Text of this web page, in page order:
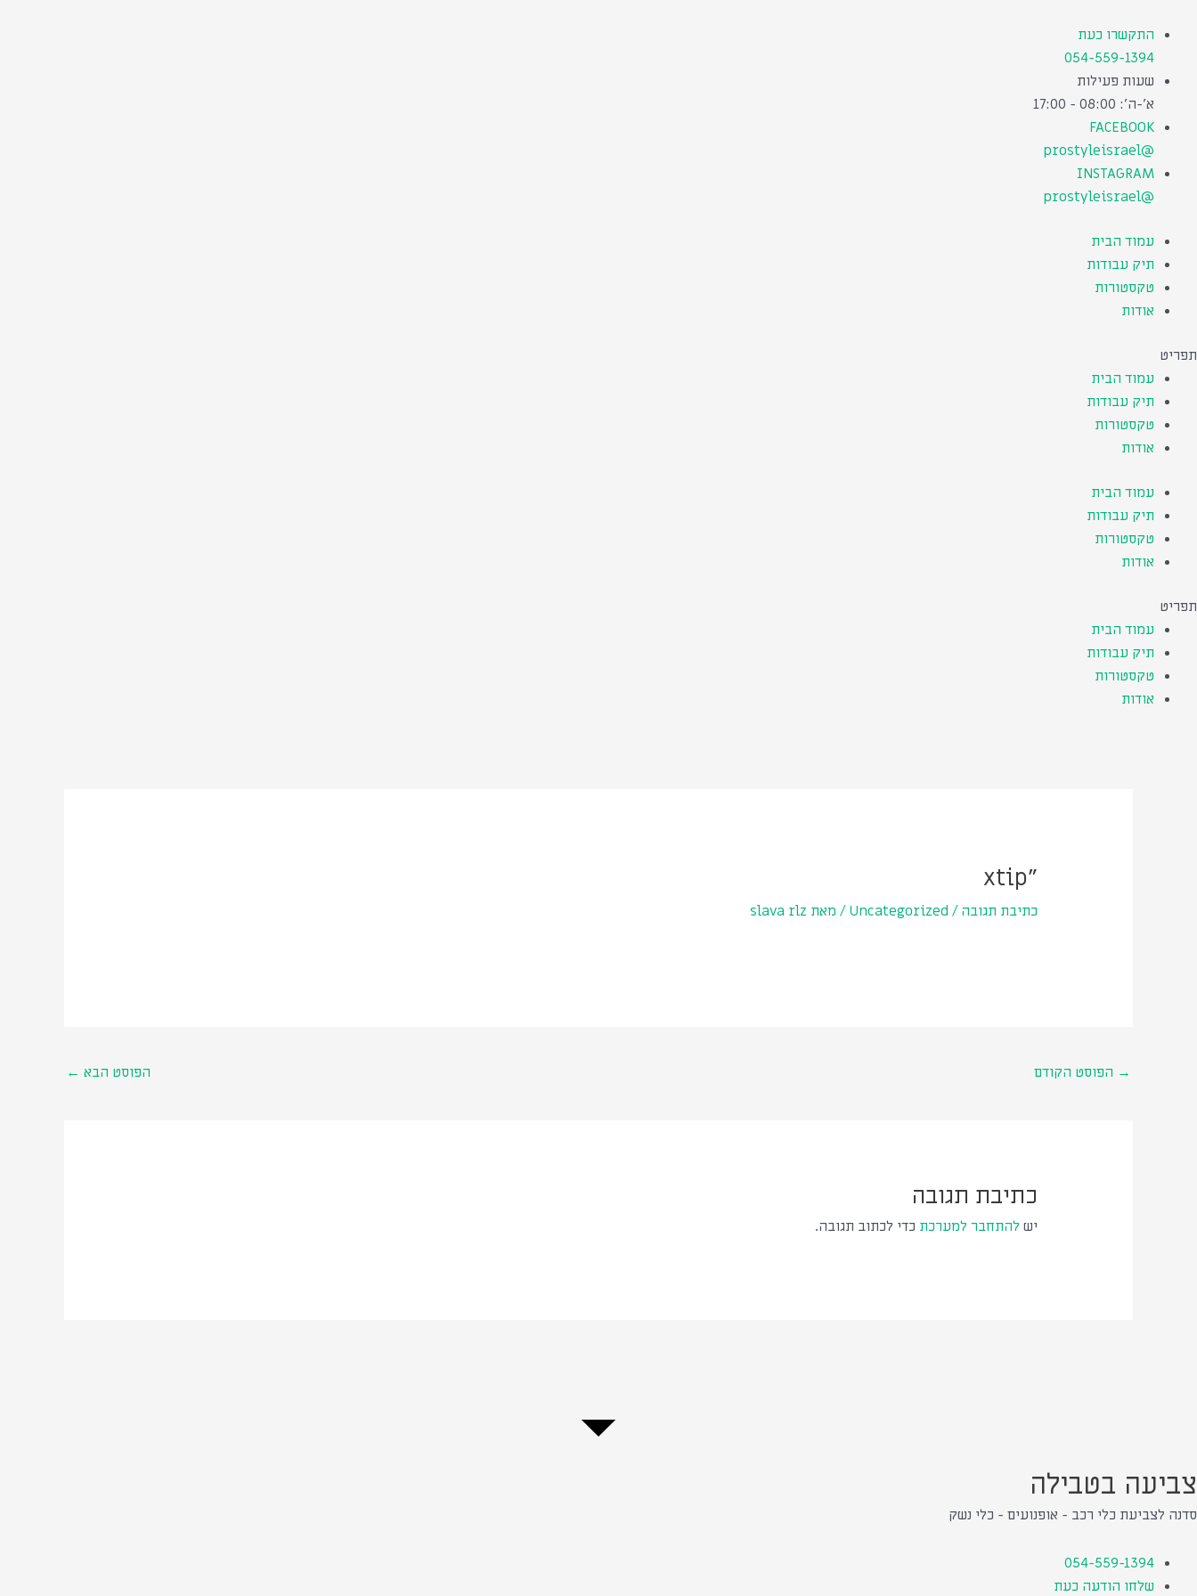
לתוכן
התקשרו כעת
054-559-1394
שעות פעילות
א'-ה': 08:00 - 17:00
FACEBOOK
@prostyleisrael
INSTAGRAM
@prostyleisrael
עמוד הבית
תיק עבודות
טקסטורות
אודות
תפריט
עמוד הבית
תיק עבודות
טקסטורות
אודות
עמוד הבית
תיק עבודות
טקסטורות
אודות
תפריט
עמוד הבית
תיק עבודות
טקסטורות
אודות
"xtip
כתיבת תגובה /
Uncategorized/ מאת slava rlz
→ הפוסט הקודם הפוסט הבא ←
כתיבת תגובה
יש להתחבר למערכת כדי לכתוב תגובה.
צביעה בטבילה
סדנה לצביעת כלי רכב - אופנועים - כלי נשק
054-559-1394
שלחו הודעה כעת